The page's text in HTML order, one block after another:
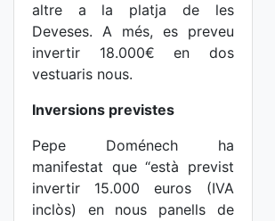
altre a la platja de les
Deveses. A més, es preveu
invertir 18.000€ en dos
vestuaris nous.
Inversions previstes
Pepe Doménech ha
manifestat que “està previst
invertir 15.000 euros (IVA
inclòs) en nous panells de